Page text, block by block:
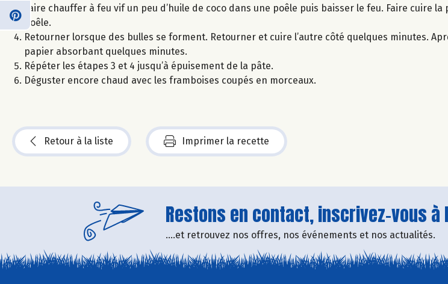
Faire chauffer à feu vif un peu d’huile de coco dans une poêle puis baisser le feu. Faire cuire
poêle.
Retourner lorsque des bulles se forment. Retourner et cuire l’autre côté quelques minutes.
papier absorbant quelques minutes.
Répéter les étapes 3 et 4 jusqu’à épuisement de la pâte.
Déguster encore chaud avec les framboises coupés en morceaux.
Retour à la liste Imprimer la recette
Restons en contact, inscrivez-vous
....et retrouvez nos offres, nos événements et nos actualités.